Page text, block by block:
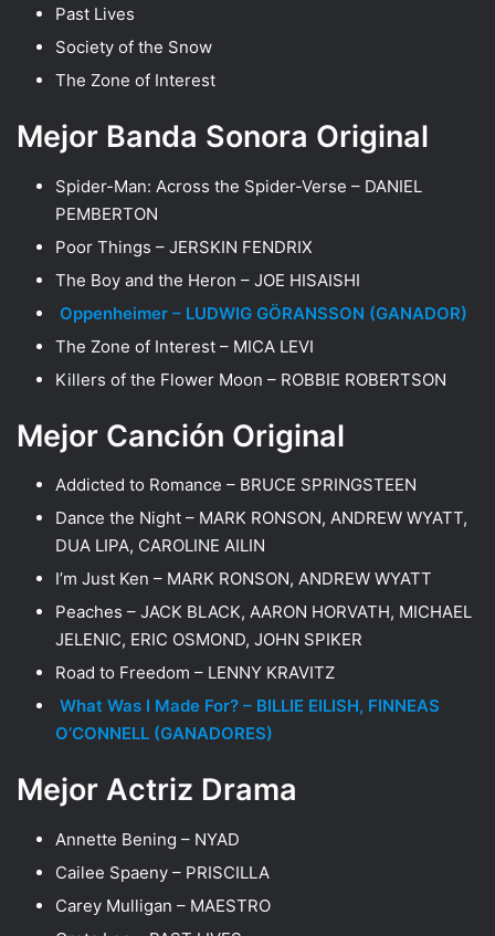
Past Lives
Society of the Snow
The Zone of Interest
Mejor Banda Sonora Original
Spider-Man: Across the Spider-Verse – DANIEL
PEMBERTON
Poor Things – JERSKIN FENDRIX
The Boy and the Heron – JOE HISAISHI
Oppenheimer – LUDWIG GÖRANSSON (GANADOR)
The Zone of Interest – MICA LEVI
Killers of the Flower Moon – ROBBIE ROBERTSON
Mejor Canción Original
Addicted to Romance – BRUCE SPRINGSTEEN
Dance the Night – MARK RONSON, ANDREW WYATT,
DUA LIPA, CAROLINE AILIN
I’m Just Ken – MARK RONSON, ANDREW WYATT
Peaches – JACK BLACK, AARON HORVATH, MICHAEL
JELENIC, ERIC OSMOND, JOHN SPIKER
Road to Freedom – LENNY KRAVITZ
What Was I Made For? – BILLIE EILISH, FINNEAS
O’CONNELL (GANADORES)
Mejor Actriz Drama
Annette Bening – NYAD
Cailee Spaeny – PRISCILLA
Carey Mulligan – MAESTRO